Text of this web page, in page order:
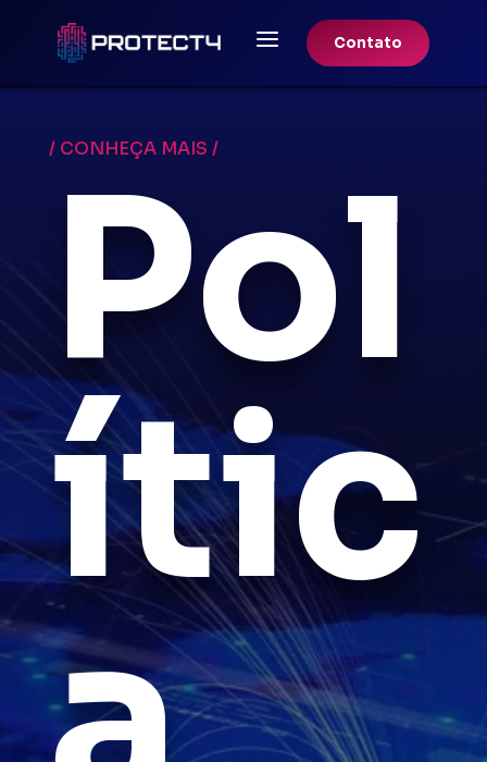
a Contato
/ CONHEÇA MAIS /
Pol
ític